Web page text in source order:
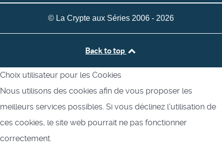
© La Crypte aux Séries 2006 - 2026
Back to top
Choix utilisateur pour les Cookies
Nous utilisons des cookies afin de vous proposer les
meilleurs services possibles. Si vous déclinez l'utilisation de
ces cookies, le site web pourrait ne pas fonctionner
correctement.